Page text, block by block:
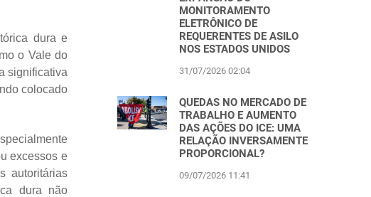
dura e
o Vale do
significativa
colocado
excessos e
autoritárias
dura não
MONITORAMENTO
ELETRÔNICO DE
REQUERENTES DE ASILO
NOS ESTADOS UNIDOS
31/07/2026 02:04
QUEDAS NO MERCADO DE
TRABALHO E AUMENTO
DAS AÇÕES DO ICE: UMA
RELAÇÃO INVERSAMENTE
PROPORCIONAL?
09/07/2026 11:41